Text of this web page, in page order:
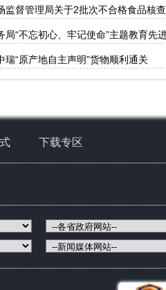
监督管理局关于2批次不合格食品核
局“不忘初心、牢记使命”主题教育先
瑞“原产地自主声明”货物顺利通关
下载专区